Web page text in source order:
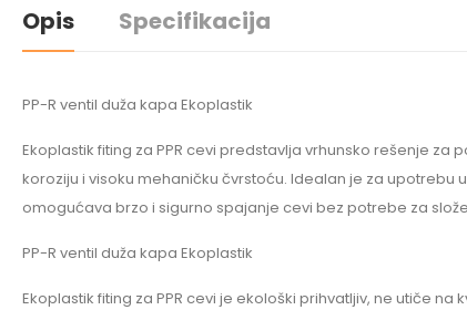
Opis Specifikacija
PP-R ventil duža kapa Ekoplastik
Ekoplastik fiting za PPR cevi predstavlja vrhunsko rešenje
koroziju i visoku mehaničku čvrstoću. Idealan je za
omogućava brzo i sigurno spajanje cevi bez potrebe za
PP-R ventil duža kapa Ekoplastik
Ekoplastik fiting za PPR cevi je ekološki prihvatljiv, ne utiče